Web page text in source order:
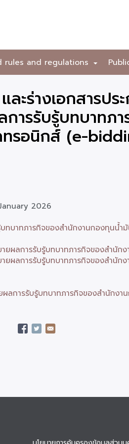
+
rules and regulations
ะร่างเอกสารปร
การรับรู้บทบาท
ทรอนิกส์ (e-
2026
ทบาทภารกิจของสำนักงานกองทุนน้ำ
ายผลการรับรู้บทบาทภารกิจของสำนั
ายผลการรับรู้บทบาทภารกิจของสำนั
ผลการรับรู้บทบาทภารกิจของสำนักง